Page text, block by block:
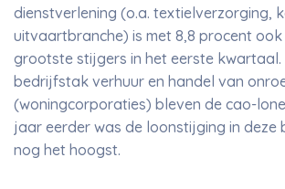
dienstverlening (o.a. textielverzorging,
uitvaartbranche) is met 8,8 procent
grootste stijgers in het eerste kwartaal.
bedrijfstak verhuur en handel van
(woningcorporaties) bleven de cao-
jaar eerder was de loonstijging in deze
nog het hoogst.